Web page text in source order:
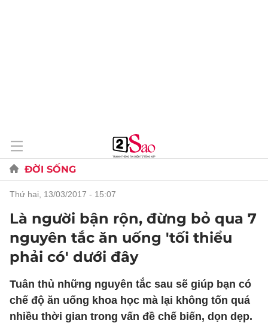
ĐỜI SỐNG
thứ hai, 13/03/2017 - 15:07
Là người bận rộn, đừng bỏ qua 7
nguyên tắc ăn uống 'tối thiểu
phải có' dưới đây
Tuân thủ những nguyên tắc sau sẽ giúp bạn có
chế độ ăn uống khoa học mà lại không tốn quá
nhiều thời gian trong vấn đề chế biến, dọn dẹp.